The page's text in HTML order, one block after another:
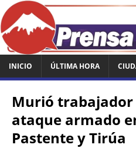
INICIO ÚLTIMA HORA
Murió trabajador
ataque armado
Pastente y Tirúa